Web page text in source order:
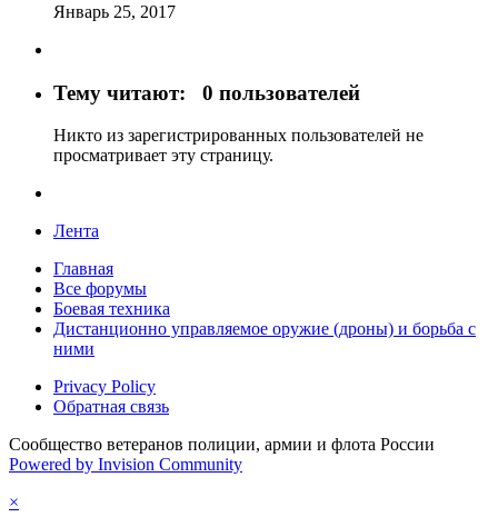
Январь 25, 2017
Тему читают: 0 пользователей
Никто из зарегистрированных пользователей не
просматривает эту страницу.
Лента
Главная
Все форумы
Боевая техника
Дистанционно управляемое оружие (дроны) и борьба с
ними
Privacy Policy
Обратная связь
Сообщество ветеранов полиции, армии и флота России
Powered by Invision Community
×